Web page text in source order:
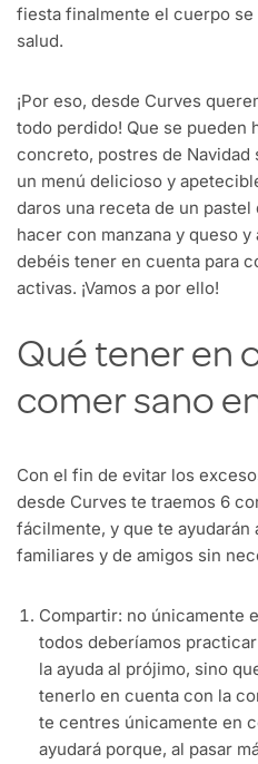
fiesta finalmente el cuerpo
salud.
¡Por eso, desde Curves
todo perdido! Que se pueden
concreto, postres de Navidad
un menú delicioso y
daros una receta de un
hacer con manzana y queso
debéis tener en cuenta para
activas. ¡Vamos a por ello!
Qué tener en
comer sano
Con el fin de evitar los
desde Curves te traemos 6
fácilmente, y que te
familiares y de amigos sin
Compartir: no únicamente
todos deberíamos
la ayuda al prójimo, sino
tenerlo en cuenta con la
te centres únicamente en
ayudará porque, al pasar